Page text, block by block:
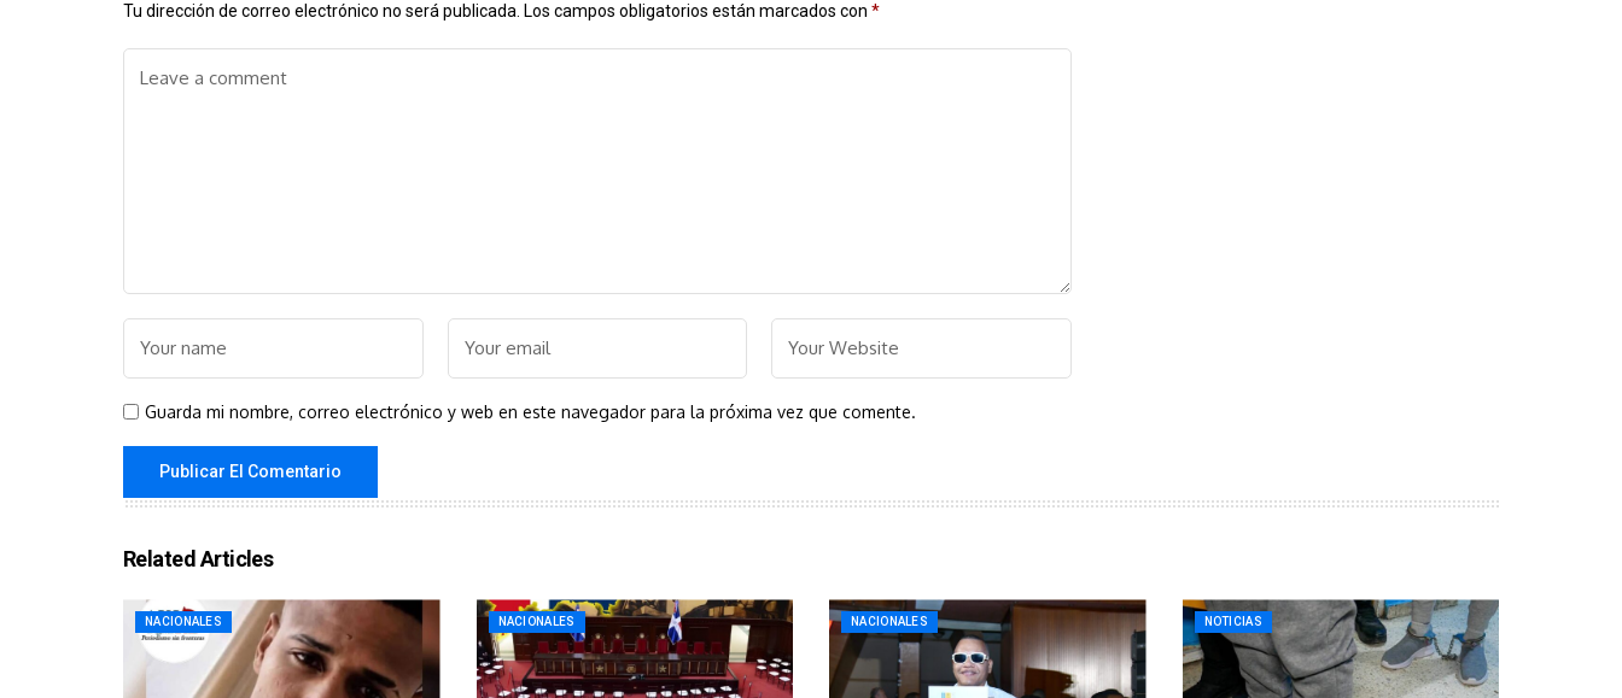
Tu dirección de correo electrónico no será publicada. Los campos obligatorios están marcados con *
Guarda mi nombre, correo electrónico y web en este navegador para la próxima vez que comente.
Related Articles
NACIONALES NACIONALES NACIONALES NOTICIAS